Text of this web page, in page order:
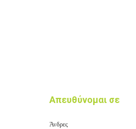
Απευθύνομαι σε
Άνδρες